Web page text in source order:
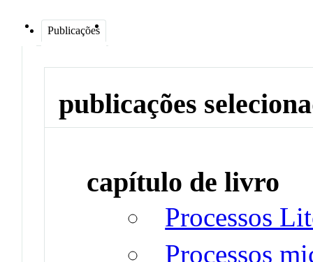
Publicações
publicações
capítulo de livro
Processos
Processos